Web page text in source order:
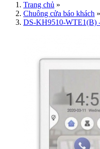
Trang chủ »
Chuông cửa báo khách »
DS-KH9510-WTE1(B)